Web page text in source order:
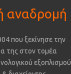
αναδρομή
που ξεκίνησε την
της στον τομέα
εξοπλισμού